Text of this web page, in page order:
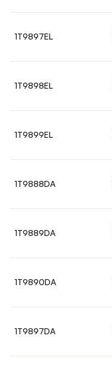
1T9897EL
1T9898EL
1T9899EL
1T9888DA
1T9889DA
1T9890DA
1T9897DA